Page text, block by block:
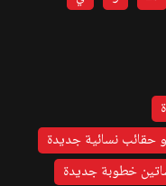
نسائية جديدة
خطوبة جديدة